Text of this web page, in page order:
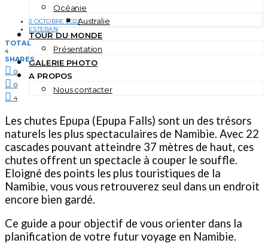
Océanie
Australie
TOUR DU MONDE
Présentation
GALERIE PHOTO
A PROPOS
Nous contacter
3 OCTOBRE 2023
ESTEBAN
TOTAL
4
SHARES
0
0
4
Les chutes Epupa (Epupa Falls) sont un des trésors
naturels les plus spectaculaires de Namibie. Avec 22
cascades pouvant atteindre 37 mètres de haut, ces
chutes offrent un spectacle à couper le souffle.
Eloigné des points les plus touristiques de la
Namibie, vous vous retrouverez seul dans un endroit
encore bien gardé.
Ce guide a pour objectif de vous orienter dans la
planification de votre futur voyage en Namibie.